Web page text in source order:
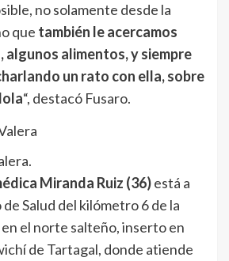
no solamente desde la
que también le acercamos
algunos alimentos, y siempre
un rato con ella, sobre
“, destacó Fusaro.
Miranda Ruiz (36)está a
Salud del kilómetro 6 de la
el norte salteño, inserto en
de Tartagal, donde atiende